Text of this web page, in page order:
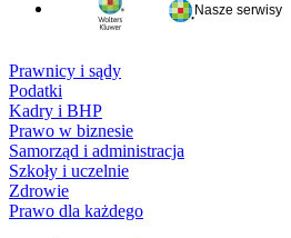
Nasze serwisy
Prawnicy i sądy
Podatki
Kadry i BHP
Prawo w biznesie
Samorząd i administracja
Szkoły i uczelnie
Zdrowie
Prawo dla każdego